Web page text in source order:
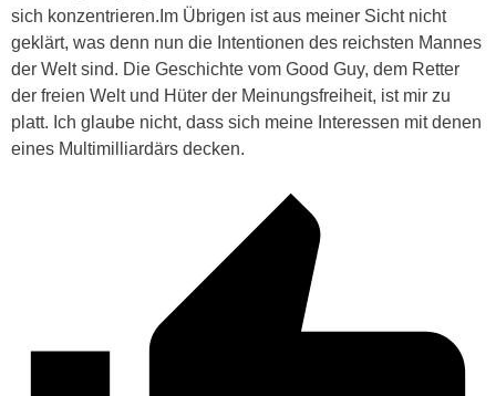
sich konzentrieren.Im Übrigen ist aus meiner Sicht nicht
geklärt, was denn nun die Intentionen des reichsten Mannes
der Welt sind. Die Geschichte vom Good Guy, dem Retter
der freien Welt und Hüter der Meinungsfreiheit, ist mir zu
platt. Ich glaube nicht, dass sich meine Interessen mit denen
eines Multimilliardärs decken.